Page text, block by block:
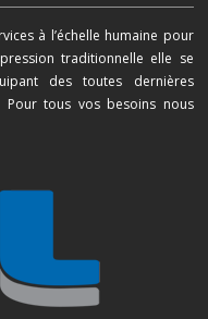
à l’échelle humaine pour
traditionnelle elle se
des toutes dernières
Pour tous vos besoins nous